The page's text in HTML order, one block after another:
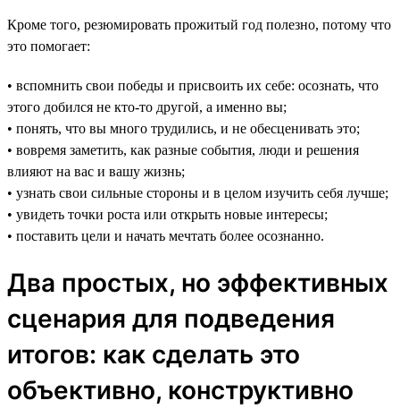
Кроме того, резюмировать прожитый год полезно, потому что
это помогает:
• вспомнить свои победы и присвоить их себе: осознать, что
этого добился не кто-то другой, а именно вы;
• понять, что вы много трудились, и не обесценивать это;
• вовремя заметить, как разные события, люди и решения
влияют на вас и вашу жизнь;
• узнать свои сильные стороны и в целом изучить себя лучше;
• увидеть точки роста или открыть новые интересы;
• поставить цели и начать мечтать более осознанно.
Два простых, но эффективных
сценария для подведения
итогов: как сделать это
объективно, конструктивно